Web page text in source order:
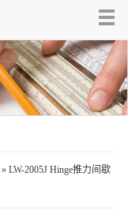
» LW-2005J Hinge推力间歇